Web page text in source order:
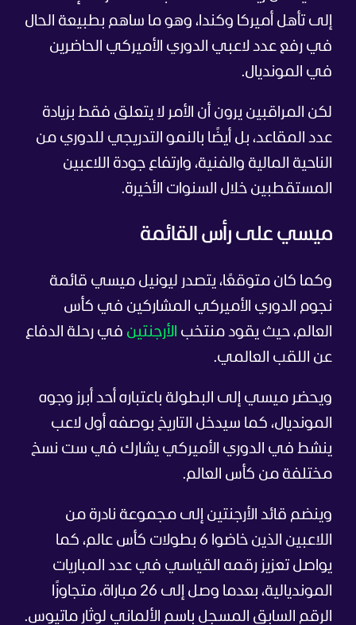
إلى تأهل أميركا وكندا، وهو ما ساهم بطبيعة الحال
في رفع عدد لاعبي الدوري الأميركي الحاضرين
في المونديال.
لكن المراقبين يرون أن الأمر لا يتعلق فقط بزيادة
عدد المقاعد، بل أيضًا بالنمو التدريجي للدوري من
الناحية المالية والفنية، وارتفاع جودة اللاعبين
المستقطبين خلال السنوات الأخيرة.
ميسي على رأس القائمة
وكما كان متوقعًا، يتصدر ليونيل ميسي قائمة
نجوم الدوري الأميركي المشاركين في كأس
العالم، حيث يقود منتخب الأرجنتين في رحلة الدفاع
عن اللقب العالمي.
ويحضر ميسي إلى البطولة باعتباره أحد أبرز وجوه
المونديال، كما سيدخل التاريخ بوصفه أول لاعب
ينشط في الدوري الأميركي يشارك في ست نسخ
مختلفة من كأس العالم.
وينضم قائد الأرجنتين إلى مجموعة نادرة من
اللاعبين الذين خاضوا 6 بطولات كأس عالم، كما
يواصل تعزيز رقمه القياسي في عدد المباريات
المونديالية، بعدما وصل إلى 26 مباراة، متجاوزًا
الرقم السابق المسجل باسم الألماني لوثار ماتيوس.